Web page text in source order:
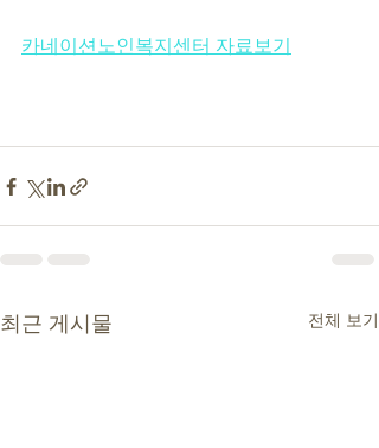
카네이션노인복지센터 자료보기
최근 게시물 전체 보기